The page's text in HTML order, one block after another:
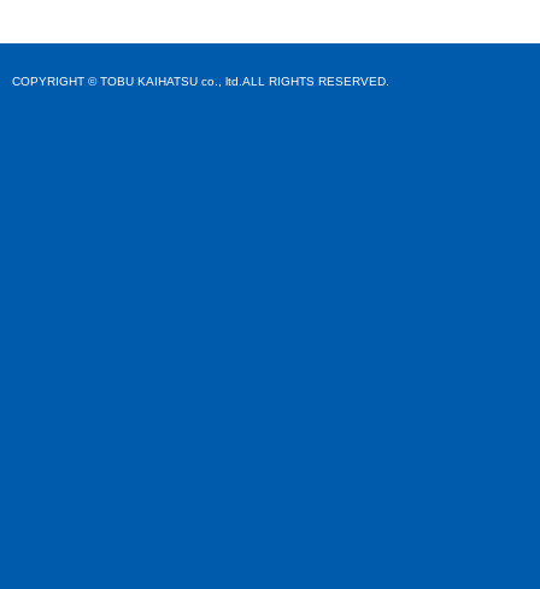
COPYRIGHT © TOBU KAIHATSU co., ltd.ALL RIGHTS RESERVED.